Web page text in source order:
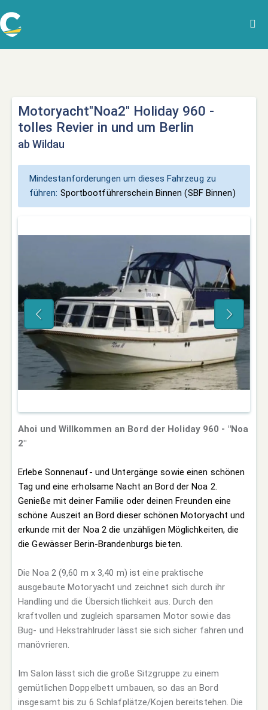
Motoryacht"Noa2" Holiday 960 -
tolles Revier in und um Berlin
ab Wildau
Mindestanforderungen um dieses Fahrzeug zu
führen: Sportbootführerschein Binnen (SBF Binnen)
Ahoi und Willkommen an Bord der Holiday 960 - "Noa
2"
Erlebe Sonnenauf- und Untergänge sowie einen schönen
Tag und eine erholsame Nacht an Bord der Noa 2.
Genieße mit deiner Familie oder deinen Freunden eine
schöne Auszeit an Bord dieser schönen Motoryacht und
erkunde mit der Noa 2 die unzähligen Möglichkeiten, die
die Gewässer Berin-Brandenburgs bieten.
Die Noa 2 (9,60 m x 3,40 m) ist eine praktische
ausgebaute Motoryacht und zeichnet sich durch ihr
Handling und die Übersichtlichkeit aus. Durch den
kraftvollen und zugleich sparsamen Motor sowie das
Bug- und Hekstrahlruder lässt sie sich sicher fahren und
manövrieren.
Im Salon lässt sich die große Sitzgruppe zu einem
gemütlichen Doppelbett umbauen, so das an Bord
insgesamt bis zu 6 Schlafplätze/Kojen bereitstehen. Die